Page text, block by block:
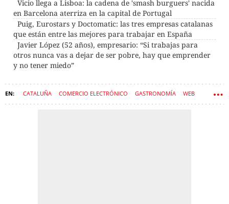
Vicio llega a Lisboa: la cadena de 'smash burguers' nacida
en Barcelona aterriza en la capital de Portugal
Puig, Eurostars y Doctomatic: las tres empresas catalanas
que están entre las mejores para trabajar en España
Javier López (52 años), empresario: “Si trabajas para
otros nunca vas a dejar de ser pobre, hay que emprender
y no tener miedo”
CATALUÑA COMERCIO ELECTRÓNICO GASTRONOMÍA WEB